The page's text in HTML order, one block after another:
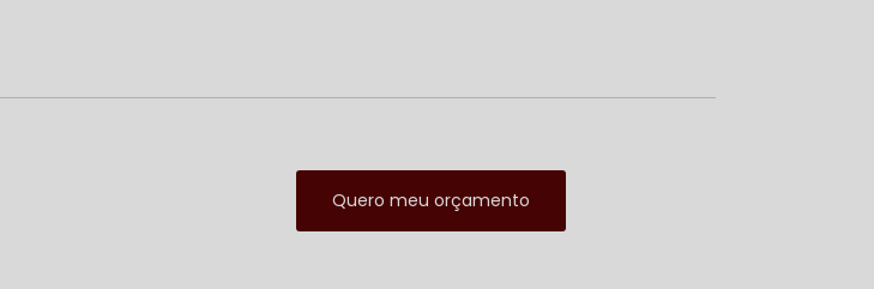
Quero meu orçamento